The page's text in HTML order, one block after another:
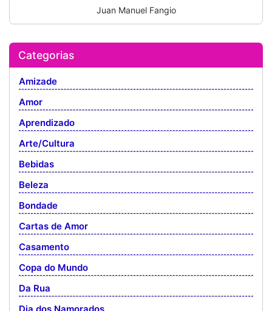
Juan Manuel Fangio
Categorias
Amizade
Amor
Aprendizado
Arte/Cultura
Bebidas
Beleza
Bondade
Cartas de Amor
Casamento
Copa do Mundo
Da Rua